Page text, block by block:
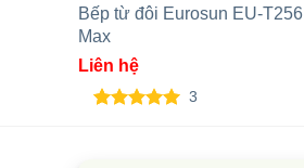
Bếp từ đôi Eurosun EU-T256
Max
Liên hệ
3